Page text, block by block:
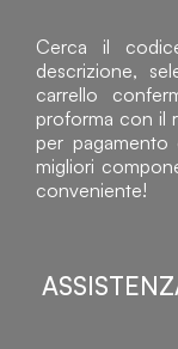
Cerca il
descrizione,
carrello
proforma con il
per
migliori
conveniente!